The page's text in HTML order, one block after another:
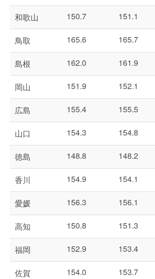
和歌山 150.7 151.1
鳥取 165.6 165.7
島根 162.0 161.9
岡山 151.9 152.1
広島 155.4 155.5
山口 154.3 154.8
徳島 148.8 148.2
香川 154.9 154.1
愛媛 156.3 156.1
高知 150.8 151.3
福岡 152.9 153.4
佐賀 154.0 153.7